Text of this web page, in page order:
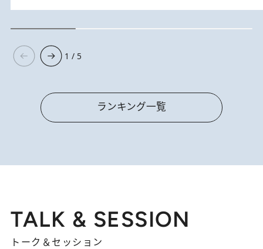
1 / 5
ランキング一覧
TALK & SESSION
トーク＆セッション